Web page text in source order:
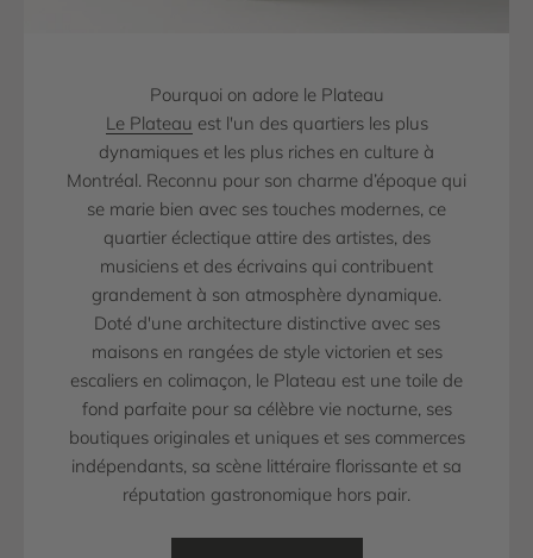
Pourquoi on adore le Plateau
Le Plateau est l'un des quartiers les plus
dynamiques et les plus riches en culture à
Montréal. Reconnu pour son charme d’époque qui
se marie bien avec ses touches modernes, ce
quartier éclectique attire des artistes, des
musiciens et des écrivains qui contribuent
grandement à son atmosphère dynamique.
Doté d'une architecture distinctive avec ses
maisons en rangées de style victorien et ses
escaliers en colimaçon, le Plateau est une toile de
fond parfaite pour sa célèbre vie nocturne, ses
boutiques originales et uniques et ses commerces
indépendants, sa scène littéraire florissante et sa
réputation gastronomique hors pair.